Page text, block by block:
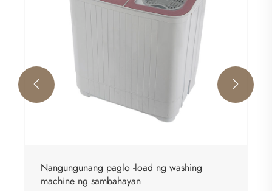
Nangungunang paglo -load ng washing
machine ng sambahayan
 